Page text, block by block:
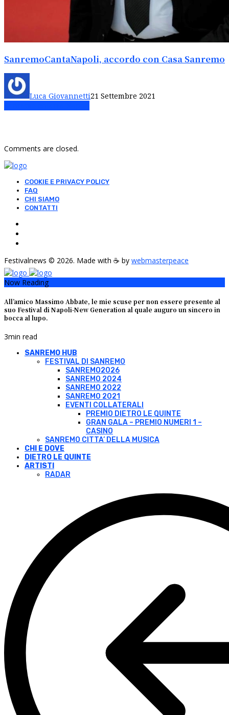
SanremoCantaNapoli, accordo con Casa Sanremo
Luca Giovannetti21 Settembre 2021
Comments are closed.
COOKIE E PRIVACY POLICY
FAQ
CHI SIAMO
CONTATTI
Festivalnews © 2026. Made with ☕ by webmasterpeace
Now Reading
All’amico Massimo Abbate, le mie scuse per non essere presente al
suo Festival di Napoli-New Generation al quale auguro un sincero in
bocca al lupo.
3min read
SANREMO HUB
FESTIVAL DI SANREMO
SANREMO2026
SANREMO 2024
SANREMO 2022
SANREMO 2021
EVENTI COLLATERALI
PREMIO DIETRO LE QUINTE
GRAN GALA – PREMIO NUMERI 1 –
CASINO
SANREMO CITTA’ DELLA MUSICA
CHI E DOVE
DIETRO LE QUINTE
ARTISTI
RADAR